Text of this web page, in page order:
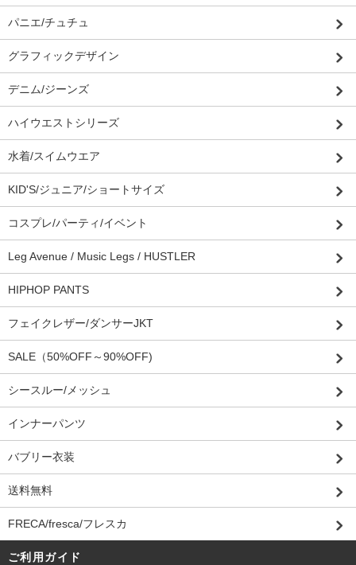
パニエ/チュチュ
グラフィックデザイン
デニム/ジーンズ
ハイウエストシリーズ
水着/スイムウエア
KID'S/ジュニア/ショートサイズ
コスプレ/パーティ/イベント
Leg Avenue / Music Legs / HUSTLER
HIPHOP PANTS
フェイクレザー/ダンサーJKT
SALE（50%OFF～90%OFF)
シースルー/メッシュ
インナーパンツ
バブリー衣装
送料無料
FRECA/fresca/フレスカ
ご利用ガイド